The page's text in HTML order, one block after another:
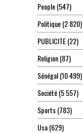
People(547)
Politique(2 820)
PUBLICITE(22)
Religion(87)
Sénégal(10 499)
Société(5 557)
Sports(783)
Usa(629)